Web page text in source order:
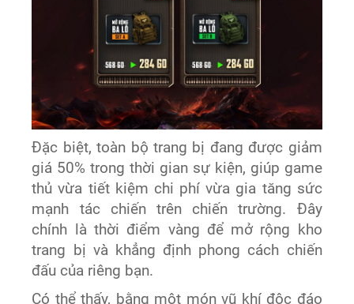
Đặc biệt, toàn bộ trang bị đang được giảm
giá 50% trong thời gian sự kiện, giúp game
thủ vừa tiết kiệm chi phí vừa gia tăng sức
mạnh tác chiến trên chiến trường. Đây
chính là thời điểm vàng để mở rộng kho
trang bị và khẳng định phong cách chiến
đấu của riêng bạn.
Có thể thấy, bằng một món vũ khí độc đáo